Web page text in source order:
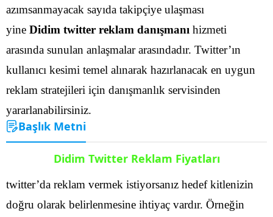
azımsanmayacak sayıda takipçiye ulaşması
yine Didim twitter reklam danışmanı hizmeti
arasında sunulan anlaşmalar arasındadır. Twitter’ın
kullanıcı kesimi temel alınarak hazırlanacak en uygun
reklam stratejileri için danışmanlık servisinden
yararlanabilirsiniz.
Başlık Metni
Didim Twitter Reklam Fiyatları
twitter’da reklam vermek istiyorsanız hedef kitlenizin
doğru olarak belirlenmesine ihtiyaç vardır. Örneğin